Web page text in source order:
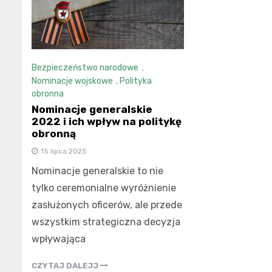
Bezpieczeństwo narodowe ,
Nominacje wojskowe , Polityka
obronna
Nominacje generalskie
2022 i ich wpływ na politykę
obronną
15 lipca 2025
Nominacje generalskie to nie
tylko ceremonialne wyróżnienie
zasłużonych oficerów, ale przede
wszystkim strategiczna decyzja
wpływająca
CZYTAJ DALEJJ